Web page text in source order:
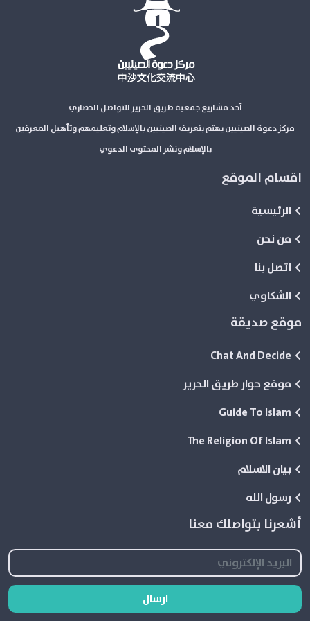
أحد مشاريع جمعية طريق الحرير للتواصل الحضاري
مركز دعوة الصينيين يهتم بتعريف الصينيين بالإسلام وتعليمهم وتأهيل المعرفين
بالإسلام ونشر المحتوى الدعوي
اقسام الموقع
الرئيسية
من نحن
اتصل بنا
الشكاوي
موقع صديقة
Chat And Decide
موقع حوار طريق الحرير
Guide To Islam
The Religion Of Islam
بيان الاسلام
رسول الله
أشعرنا بتواصلك معنا
ارسال